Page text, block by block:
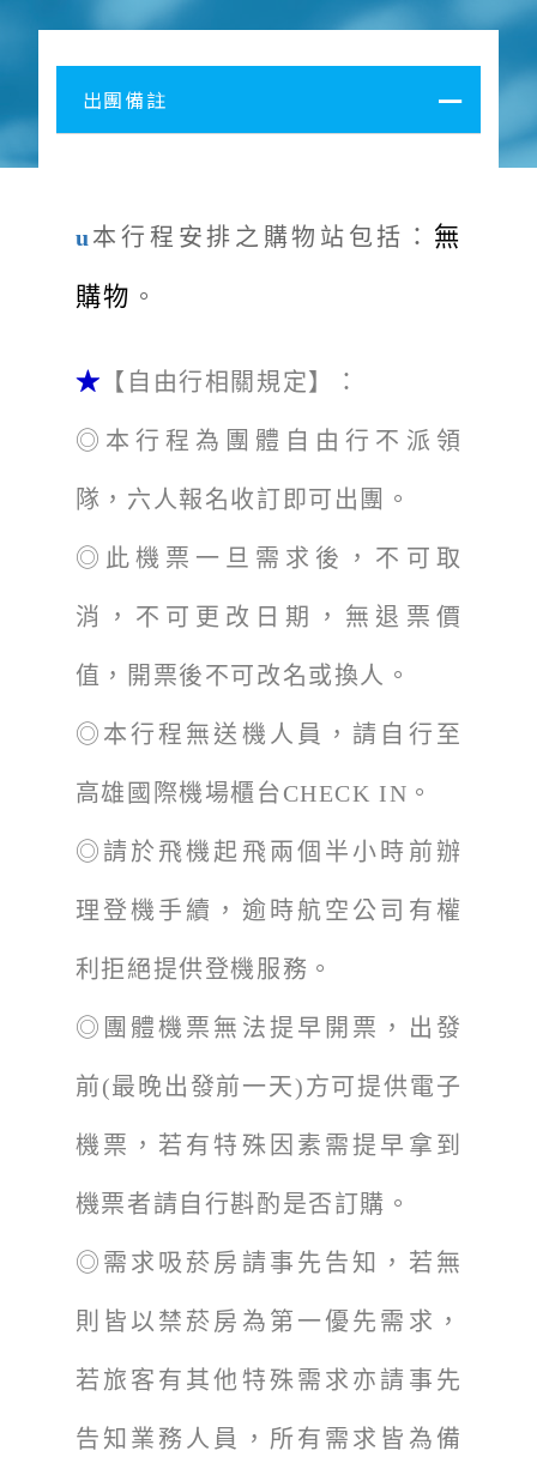
出團備註
​u 本行程安排之購物站包括： 無
購物 。
★ 【自由行相關規定】：
◎本行程為團體自由行不派領
隊，六人報名收訂即可出團。
◎此機票一旦需求後，不可取
消，不可更改日期，無退票價
值，開票後不可改名或換人。
◎本行程無送機人員，請自行至
高雄國際機場櫃台CHECK IN。
◎請於飛機起飛兩個半小時前辦
理登機手續，逾時航空公司有權
利拒絕提供登機服務。
◎團體機票無法提早開票，出發
前(最晚出發前一天)方可提供電子
機票，若有特殊因素需提早拿到
機票者請自行斟酌是否訂購。
◎需求吸菸房請事先告知，若無
則皆以禁菸房為第一優先需求，
若旅客有其他特殊需求亦請事先
告知業務人員，所有需求皆為備